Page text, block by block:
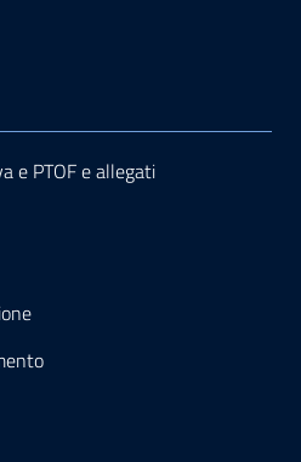
e PTOF e allegati